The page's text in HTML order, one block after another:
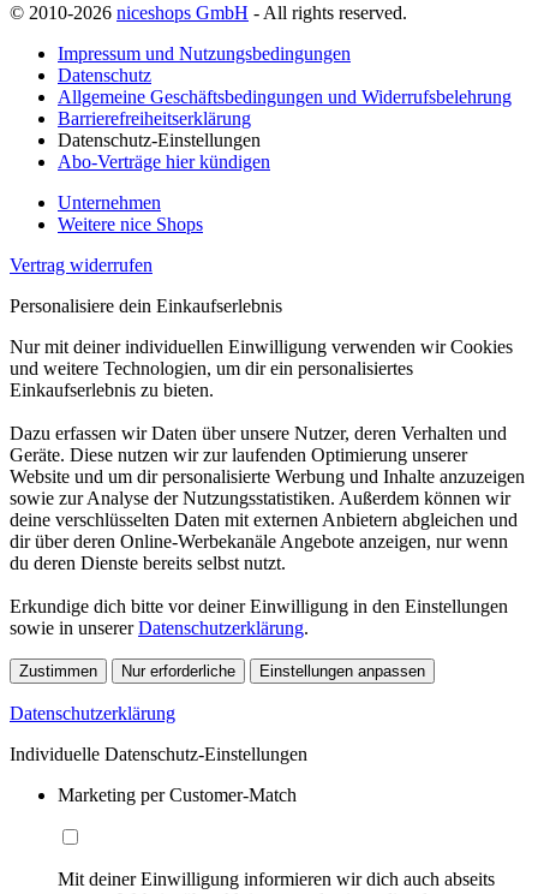
© 2010-2026 niceshops GmbH - All rights reserved.
Impressum und Nutzungsbedingungen
Datenschutz
Allgemeine Geschäftsbedingungen und Widerrufsbelehrung
Barrierefreiheitserklärung
Datenschutz-Einstellungen
Abo-Verträge hier kündigen
Unternehmen
Weitere nice Shops
Vertrag widerrufen
Personalisiere dein Einkaufserlebnis
Nur mit deiner individuellen Einwilligung verwenden wir Cookies
und weitere Technologien, um dir ein personalisiertes
Einkaufserlebnis zu bieten.
Dazu erfassen wir Daten über unsere Nutzer, deren Verhalten und
Geräte. Diese nutzen wir zur laufenden Optimierung unserer
Website und um dir personalisierte Werbung und Inhalte anzuzeigen
sowie zur Analyse der Nutzungsstatistiken. Außerdem können wir
deine verschlüsselten Daten mit externen Anbietern abgleichen und
dir über deren Online-Werbekanäle Angebote anzeigen, nur wenn
du deren Dienste bereits selbst nutzt.
Erkundige dich bitte vor deiner Einwilligung in den Einstellungen
sowie in unsererDatenschutzerklärung.
Zustimmen Nur erforderliche Einstellungen anpassen
Datenschutzerklärung
Individuelle Datenschutz-Einstellungen
Marketing per Customer-Match
Mit deiner Einwilligung informieren wir dich auch abseits